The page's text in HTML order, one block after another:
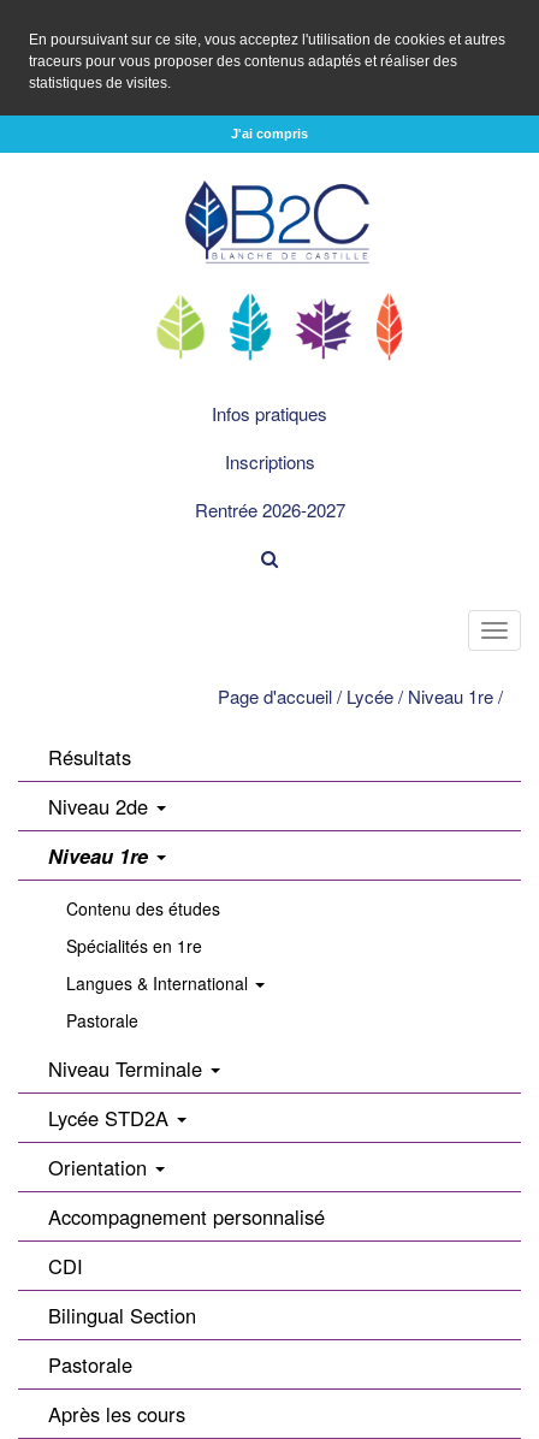
En poursuivant sur ce site, vous acceptez l'utilisation de cookies et autres
traceurs pour vous proposer des contenus adaptés et réaliser des
statistiques de visites.
J'ai compris
Infos pratiques
Inscriptions
Rentrée 2026-2027
Page d'accueil/ Lycée/ Niveau 1re/
Résultats
Niveau 2de
Niveau 1re
Contenu des études
Spécialités en 1re
Langues & International
Pastorale
Niveau Terminale
Lycée STD2A
Orientation
Accompagnement personnalisé
CDI
Bilingual Section
Pastorale
Après les cours